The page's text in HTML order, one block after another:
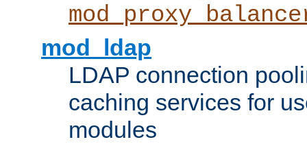
mod_ldap
LDAP connection
caching services for
modules